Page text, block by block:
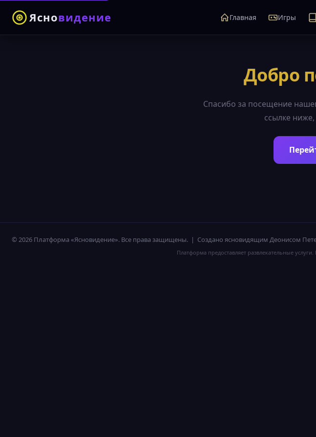
Ясновидение Главная Игры
Добро
Спасибо за посещение
ссылке
© 2026 Платформа «Ясновидение». Все права защищены. | Создано ясновидящим Деонисом
Платформа предоставляет развлекательные